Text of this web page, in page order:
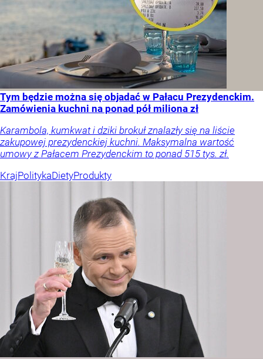
Tym będzie można się objadać w Pałacu Prezydenckim.
Zamówienia kuchni na ponad pół miliona zł
Karambola, kumkwat i dziki brokuł znalazły się na liście
zakupowej prezydenckiej kuchni. Maksymalna wartość
umowy z Pałacem Prezydenckim to ponad 515 tys. zł.
KrajPolitykaDietyProdukty